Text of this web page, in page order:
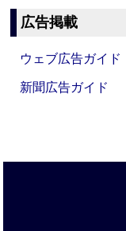
広告掲載
ウェブ広告ガイド
新聞広告ガイド